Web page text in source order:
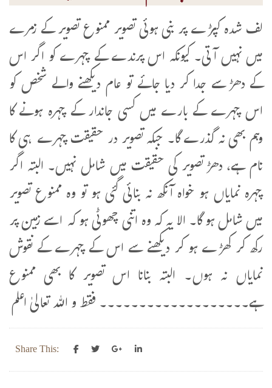
لف شدہ کپڑے پر بنی ہوئی تصویر ممنوع تصویر کے زمرے
میں نہیں آتی۔ کیونکہ اس پرندے کے چہرے کو اگر اس
کے دھڑ سے جدا کر دیا جائے تو عام دیکھنے والے شخص کو
اس چہرے کے بارے میں کسی جاندار کے چہرہ ہونے کا
وہم بھی نہ گذرے گا۔ جبکہ تصویر در حقیقت چہرے ہی کا
نام ہے، دھڑ تصویر کی حقیقت میں شامل نہیں۔ البتہ اگر
چہرہ نمایاں ہو خواہ آنکھ نہ بنائی گئی ہو تو وہ ممنوع تصویر
میں شامل ہو گا۔ الا یہ کہ وہ اتنی چھوٹی ہو کہ اسے زمین پر
رکھ کر کھڑے ہو کر دیکھنے سے اس کے چہرے کے نقوش
نمایاں نہ ہوں۔ البتہ بنانا اس تصویر کا بھی ممنوع
ہے۔۔۔۔۔۔۔۔۔۔۔۔۔۔۔۔۔۔۔ فقط و اللہ تعالیٰ اعلم
Share This: